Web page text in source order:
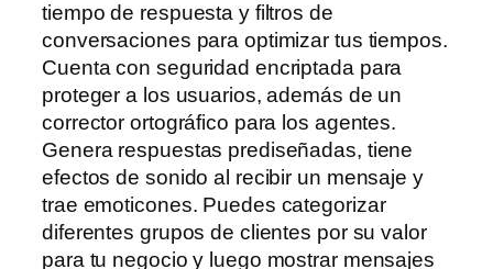
tiempo de respuesta y filtros de
conversaciones para optimizar tus tiempos.
Cuenta con seguridad encriptada para
proteger a los usuarios, además de un
corrector ortográfico para los agentes.
Genera respuestas prediseñadas, tiene
efectos de sonido al recibir un mensaje y
trae emoticones. Puedes categorizar
diferentes grupos de clientes por su valor
para tu negocio y luego mostrar mensajes